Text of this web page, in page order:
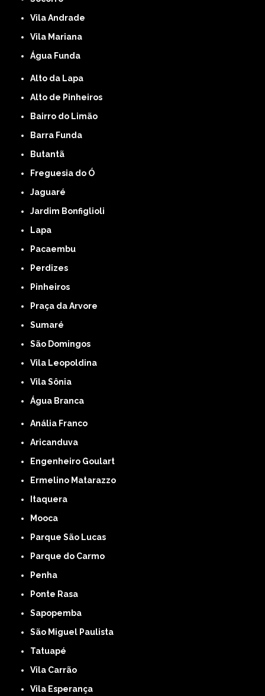
Vila Andrade
Vila Mariana
Água Funda
Alto da Lapa
Alto de Pinheiros
Bairro do Limão
Barra Funda
Butantã
Freguesia do Ó
Jaguaré
Jardim Bonfiglioli
Lapa
Pacaembu
Perdizes
Pinheiros
Praça da Arvore
Sumaré
São Domingos
Vila Leopoldina
Vila Sônia
Água Branca
Anália Franco
Aricanduva
Engenheiro Goulart
Ermelino Matarazzo
Itaquera
Mooca
Parque São Lucas
Parque do Carmo
Penha
Ponte Rasa
Sapopemba
São Miguel Paulista
Tatuapé
Vila Carrão
Vila Esperança